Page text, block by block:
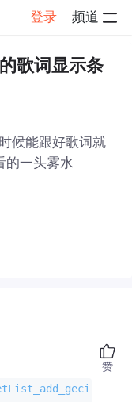
登录 频道
歌词显示条
候能跟好歌词就
的一头雾水
赞